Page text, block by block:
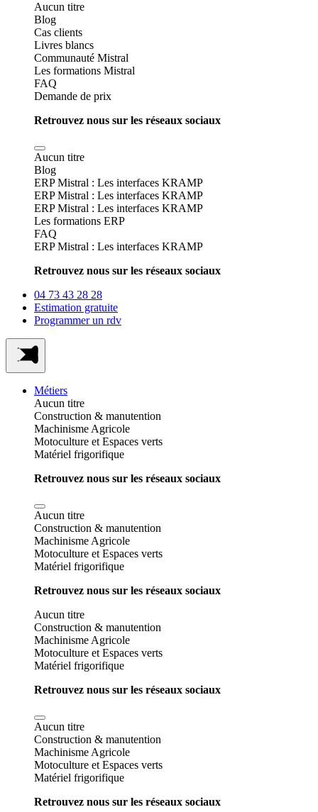
Aucun titre
Blog
Cas clients
Livres blancs
Communauté Mistral
Les formations Mistral
FAQ
Demande de prix
Retrouvez nous sur les réseaux sociaux
Aucun titre
Blog
ERP Mistral : Les interfaces KRAMP
ERP Mistral : Les interfaces KRAMP
ERP Mistral : Les interfaces KRAMP
Les formations ERP
FAQ
ERP Mistral : Les interfaces KRAMP
Retrouvez nous sur les réseaux sociaux
04 73 43 28 28
Estimation gratuite
Programmer un rdv
Métiers
Aucun titre
Construction & manutention
Machinisme Agricole
Motoculture et Espaces verts
Matériel frigorifique
Retrouvez nous sur les réseaux sociaux
Aucun titre
Construction & manutention
Machinisme Agricole
Motoculture et Espaces verts
Matériel frigorifique
Retrouvez nous sur les réseaux sociaux
Aucun titre
Construction & manutention
Machinisme Agricole
Motoculture et Espaces verts
Matériel frigorifique
Retrouvez nous sur les réseaux sociaux
Aucun titre
Construction & manutention
Machinisme Agricole
Motoculture et Espaces verts
Matériel frigorifique
Retrouvez nous sur les réseaux sociaux